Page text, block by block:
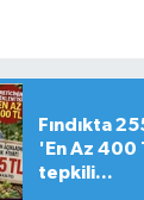
Fındıkta
'En Az 400
tepkili...